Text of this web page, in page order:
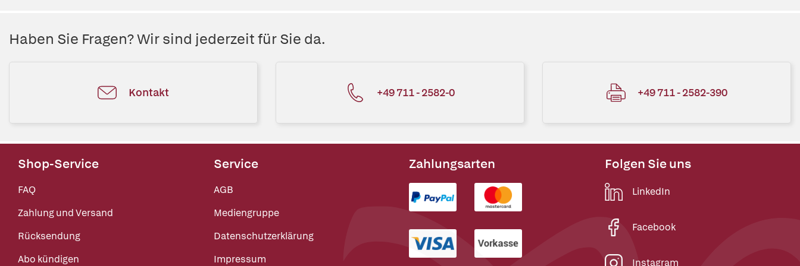
Haben Sie Fragen? Wir sind jederzeit für Sie da.
Kontakt +49 711 - 2582-0 +49 711 - 2582-390
Shop-Service
FAQ
Zahlung und Versand
Rücksendung
Abo kündigen
Service
AGB
Mediengruppe
Datenschutzerklärung
Impressum
Zahlungsarten Folgen Sie uns
LinkedIn
Facebook
Instagram